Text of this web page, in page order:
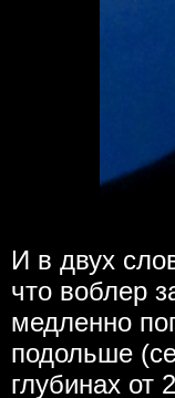
И в двух
что воблер
медленно
подольше
глубинах от